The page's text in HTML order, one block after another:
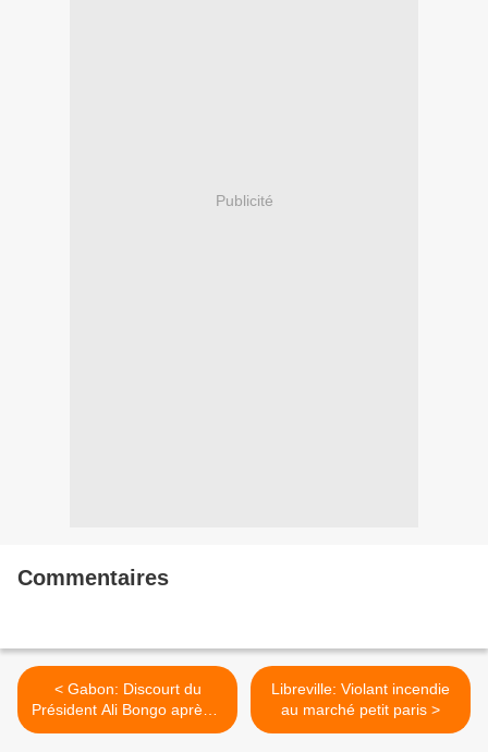
Publicité
Commentaires
< Gabon: Discourt du
Président Ali Bongo après 5
ans Mes chers
Libreville: Violant incendie
au marché petit paris >